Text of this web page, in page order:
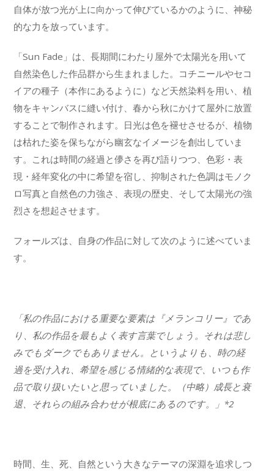
自体が放つ光が上に向かって伸びているかのように、神秘
的な力を放っています。
「Sun Fade」は、長期間にわたり屋外で太陽光を用いて
自然染色した作品群から生まれました。コチニールやセコ
イアの種子（本作にあるように）など天然染料を用い、植
物をキャンバスに縫い付け、春から秋にかけて屋外に放置
することで制作されます。日光は色を褪せさせるが、植物
は枯れた姿を保ちながら幽玄なイメージを創出していま
す。これは時間の経過と儚さを再び語りつつ、色彩・表
現・経年変化の中に希望を宿し、抑制された色調はモノク
ロ写真と自然色の力強さ、表現の歴史、そして太陽光の強
烈さを想起させます。
フォールズは、自身の作品に対して次のように述べていま
す。
「私の作品における重要な要素は『メランコリー』であ
り、私の作品を最もよく表す言葉でしょう。それは悲し
みでもダークでもありません。というよりも、時の経
過を受け入れ、希望を感じる情緒的な表現で、いつも作
品で取り扱いたいと思っていました。（中略）成長と衰
退、それらの組み合わせが根底にあるのです。」*2
時間、生、死、自然という大きなテーマの深淵を追求しつ